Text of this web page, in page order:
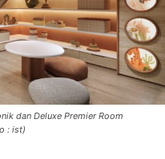
dan Deluxe Premier Room
: ist)